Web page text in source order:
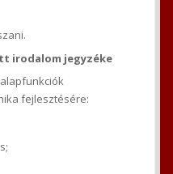
irodalom jegyzéke
fejlesztésére: